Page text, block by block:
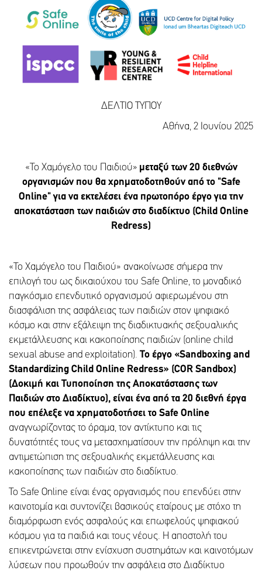
ΔΕΛΤΙΟ ΤΥΠΟΥ
Αθήνα, 2 Ιουνίου 2025
«Το Χαμόγελο του Παιδιού» μεταξύ των 20 διεθνών
οργανισμών που θα χρηματοδοτηθούν από το "Safe
Online" για να εκτελέσει ένα πρωτοπόρο έργο για την
αποκατάσταση των παιδιών στο διαδίκτυο (Child Online
Redress)
«Το Χαμόγελο του Παιδιού» ανακοίνωσε σήμερα την
επιλογή του ως δικαιούχου του Safe Online, το μοναδικό
παγκόσμιο επενδυτικό οργανισμού αφιερωμένου στη
διασφάλιση της ασφάλειας των παιδιών στον ψηφιακό
κόσμο και στην εξάλειψη της διαδικτυακής σεξουαλικής
εκμετάλλευσης και κακοποίησης παιδιών (online child
sexual abuse and exploitation). Το έργο «Sandboxing and
Standardizing Child Online Redress» (COR Sandbox)
(Δοκιμή και Τυποποίηση της Αποκατάστασης των
Παιδιών στο Διαδίκτυο), είναι ένα από τα 20 διεθνή έργα
που επέλεξε να χρηματοδοτήσει το Safe Online
αναγνωρίζοντας το όραμα, τον αντίκτυπο και τις
δυνατότητές τους να μετασχηματίσουν την πρόληψη και την
αντιμετώπιση της σεξουαλικής εκμετάλλευσης και
κακοποίησης των παιδιών στο διαδίκτυο.
Το Safe Online είναι ένας οργανισμός που επενδύει στην
καινοτομία και συντονίζει βασικούς εταίρους με στόχο τη
διαμόρφωση ενός ασφαλούς και επωφελούς ψηφιακού
κόσμου για τα παιδιά και τους νέους. Η αποστολή του
επικεντρώνεται στην ενίσχυση συστημάτων και καινοτόμων
λύσεων που προωθούν την ασφάλεια στο Διαδίκτυο